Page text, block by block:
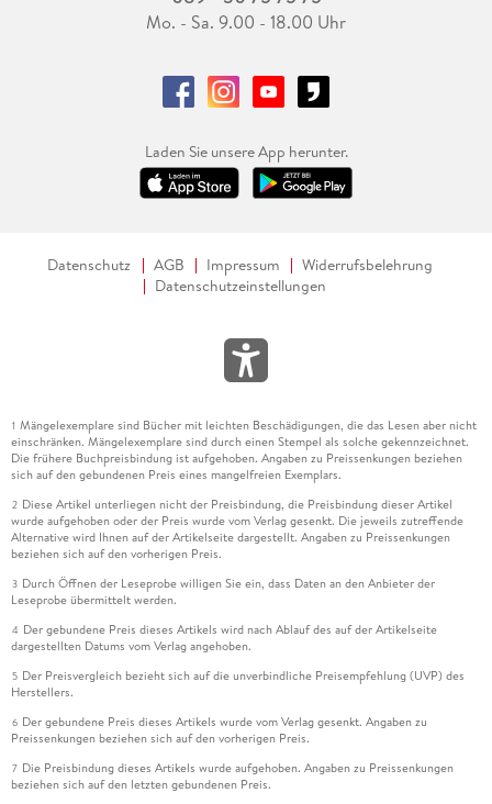
Mo. - Sa. 9.00 - 18.00 Uhr
Laden Sie unsere App herunter.
Datenschutz AGB Impressum
Widerrufsbelehrung
Datenschutzeinstellungen
1 Mängelexemplare sind Bücher mit leichten Beschädigungen, die das Lesen aber nicht
einschränken. Mängelexemplare sind durch einen Stempel als solche gekennzeichnet.
Die frühere Buchpreisbindung ist aufgehoben. Angaben zu Preissenkungen beziehen
sich auf den gebundenen Preis eines mangelfreien Exemplars.
2 Diese Artikel unterliegen nicht der Preisbindung, die Preisbindung dieser Artikel
wurde aufgehoben oder der Preis wurde vom Verlag gesenkt. Die jeweils zutreffende
Alternative wird Ihnen auf der Artikelseite dargestellt. Angaben zu Preissenkungen
beziehen sich auf den vorherigen Preis.
3 Durch Öffnen der Leseprobe willigen Sie ein, dass Daten an den Anbieter der
Leseprobe übermittelt werden.
4 Der gebundene Preis dieses Artikels wird nach Ablauf des auf der Artikelseite
dargestellten Datums vom Verlag angehoben.
5 Der Preisvergleich bezieht sich auf die unverbindliche Preisempfehlung (UVP) des
Herstellers.
6 Der gebundene Preis dieses Artikels wurde vom Verlag gesenkt. Angaben zu
Preissenkungen beziehen sich auf den vorherigen Preis.
7 Die Preisbindung dieses Artikels wurde aufgehoben. Angaben zu Preissenkungen
beziehen sich auf den letzten gebundenen Preis.